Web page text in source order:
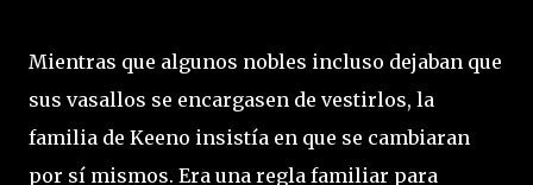
Mientras que algunos nobles incluso dejaban que
sus vasallos se encargasen de vestirlos, la
familia de Keeno insistía en que se cambiaran
por sí mismos. Era una regla familiar para